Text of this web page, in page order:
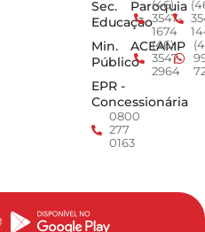
Sec.
Educação
Paroquia
(46)
3547-
1674
Min.
Público
ACEAMP
(46)
3547-
2964
EPR -
Concessionária
0800
277
0163